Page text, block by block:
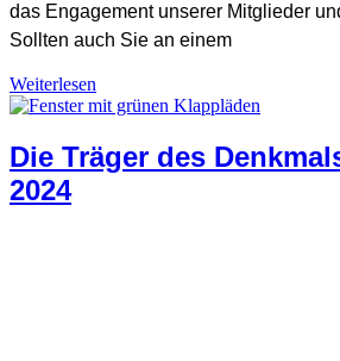
das Engagement unserer Mitglieder
Sollten auch Sie an einem
Weiterlesen
Die Träger des
2024